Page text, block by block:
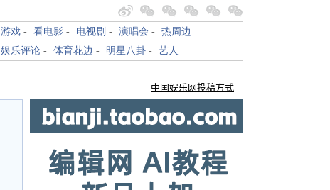
游戏 - 看电影 - 电视剧 - 演唱会 - 热周边
娱乐评论 - 体育花边 - 明星八卦 - 艺人